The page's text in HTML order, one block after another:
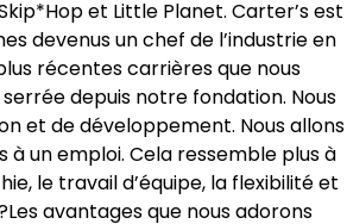
et Little Planet. Carter’s est
devenus un chef de l’industrie en
récentes carrières que nous
depuis notre fondation. Nous
et de développement. Nous allons
un emploi. Cela ressemble plus à
le travail d’équipe, la flexibilité et
avantages que nous adorons